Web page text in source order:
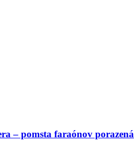
– pomsta faraónov porazená